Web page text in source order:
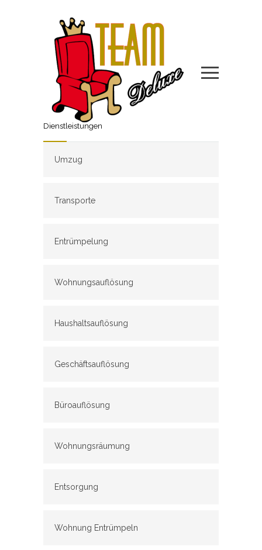
Dienstleistungen
Umzug
Transporte
Entrümpelung
Wohnungsauflösung
Haushaltsauflösung
Geschäftsauflösung
Büroauflösung
Wohnungsräumung
Entsorgung
Wohnung Entrümpeln